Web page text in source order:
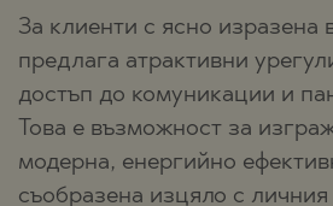
За клиенти с ясно изразена
предлага атрактивни
достъп до комуникации и
Това е възможност за
модерна, енергийно
съобразена изцяло с